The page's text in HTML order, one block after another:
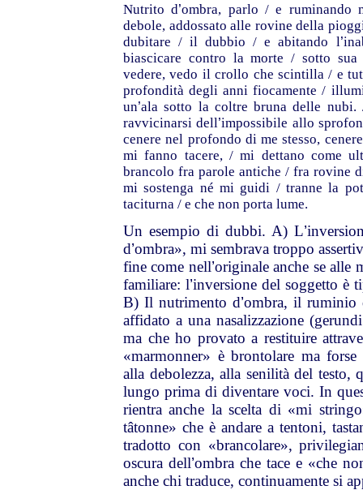
Nutrito d’ombra, parlo / e ruminando
debole, addossato alle rovine della
dubitare / il dubbio / e abitando l’
biascicare contro la morte / sotto
vedere, vedo il crollo che scintilla / e
profondità degli anni fiocamente /
un’ala sotto la coltre bruna delle
ravvicinarsi dell’impossibile allo
cenere nel profondo di me stesso,
mi fanno tacere, / mi dettano come
brancolo fra parole antiche / fra rovine
mi sostenga né mi guidi / tranne la
taciturna / e che non porta lume.
Un esempio di dubbi. A) L’
d’ombra», mi sembrava troppo
fine come nell’originale anche se alle
familiare: l’inversione del soggetto è
B) Il nutrimento d’ombra, il ruminio
affidato a una nasalizzazione
ma che ho provato a restituire
«marmonner» è brontolare ma
alla debolezza, alla senilità del testo,
lungo prima di diventare voci. In
rientra anche la scelta di «mi
tâtonne» che è andare a tentoni,
tradotto con «brancolare»,
oscura dell’ombra che tace e «che
anche chi traduce, continuamente si